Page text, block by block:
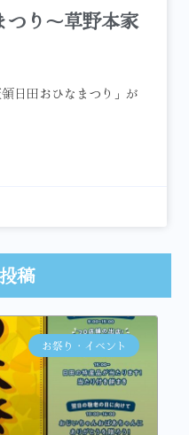
つり～草野本家
日田おひなまつり」が
稿
お祭り・イベント